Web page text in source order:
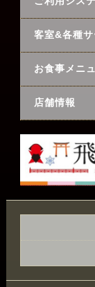
客室&各種
お食事メニ
店舗情報